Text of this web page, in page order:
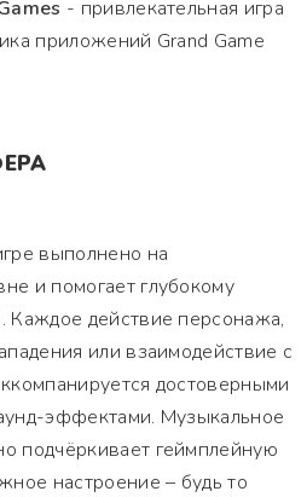
- привлекательная игра
приложений Grand Game
выполнено на
и помогает глубокому
Каждое действие персонажа,
или взаимодействие с
достоверными
эффектами. Музыкальное
подчёркивает геймплейную
настроение – будь то